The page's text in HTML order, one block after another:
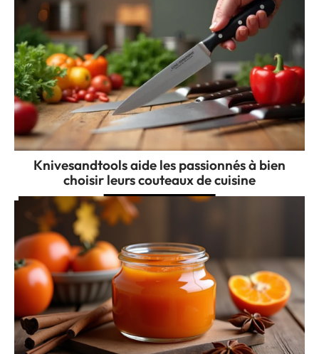
Knivesandtools aide les passionnés à bien
choisir leurs couteaux de cuisine